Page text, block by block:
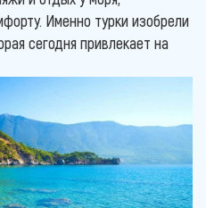
Именно турки изобрели
сегодня привлекает на